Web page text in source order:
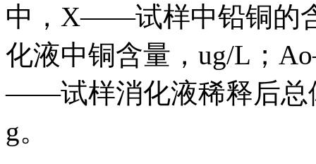
中，X——试样中铅铜的
化液中铜含量，ug/L；
——试样消化液稀释后
g。